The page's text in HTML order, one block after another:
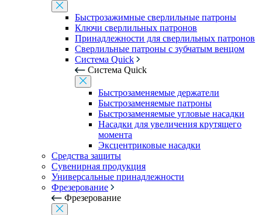
Быстрозажимные сверлильные патроны
Ключи сверлильных патронов
Принадлежности для сверлильных патронов
Сверлильные патроны с зубчатым венцом
Система Quick
Система Quick
Быстрозаменяемые держатели
Быстрозаменяемые патроны
Быстрозаменяемые угловые насадки
Насадки для увеличения крутящего
момента
Эксцентриковые насадки
Средства защиты
Сувенирная продукция
Универсальные принадлежности
Фрезерование
Фрезерование